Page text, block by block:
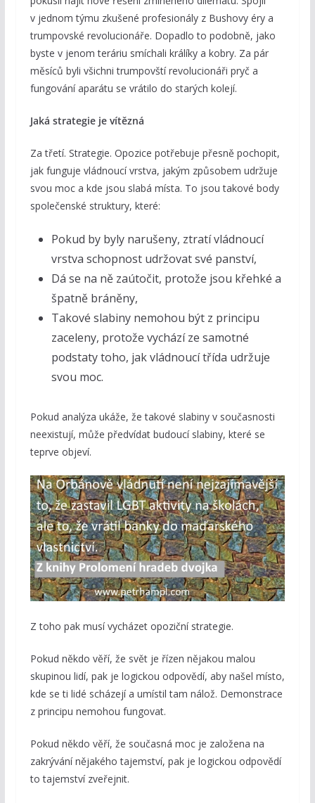
v jednom týmu zkušené profesionály z Bushovy éry a
trumpovské revolucionáře. Dopadlo to podobně, jako
byste v jenom teráriu smíchali králíky a kobry. Za pár
měsíců byli všichni trumpovští revolucionáři pryč a
fungování aparátu se vrátilo do starých kolejí.
Jaká strategie je vítězná
Za třetí. Strategie. Opozice potřebuje přesně pochopit,
jak funguje vládnoucí vrstva, jakým způsobem udržuje
svou moc a kde jsou slabá místa. To jsou takové body
společenské struktury, které:
Pokud by byly narušeny, ztratí vládnoucí
vrstva schopnost udržovat své panství,
Dá se na ně zaútočit, protože jsou křehké a
špatně bráněny,
Takové slabiny nemohou být z principu
zaceleny, protože vychází ze samotné
podstaty toho, jak vládnoucí třída udržuje
svou moc.
Pokud analýza ukáže, že takové slabiny v současnosti
neexistují, může předvídat budoucí slabiny, které se
teprve objeví.
Z toho pak musí vycházet opoziční strategie.
Pokud někdo věří, že svět je řízen nějakou malou
skupinou lidí, pak je logickou odpovědí, aby našel místo,
kde se ti lidé scházejí a umístil tam nálož. Demonstrace
z principu nemohou fungovat.
Pokud někdo věří, že současná moc je založena na
zakrývání nějakého tajemství, pak je logickou odpovědí
to tajemství zveřejnit.